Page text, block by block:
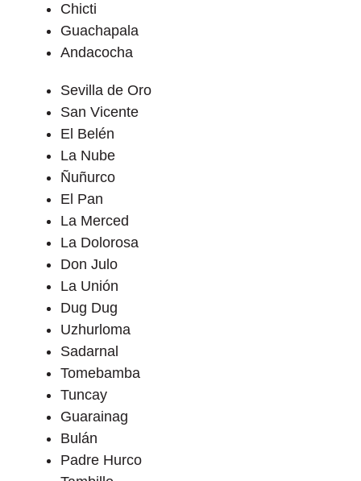
Chicti
Guachapala
Andacocha
Sevilla de Oro
San Vicente
El Belén
La Nube
Ñuñurco
El Pan
La Merced
La Dolorosa
Don Julo
La Unión
Dug Dug
Uzhurloma
Sadarnal
Tomebamba
Tuncay
Guarainag
Bulán
Padre Hurco